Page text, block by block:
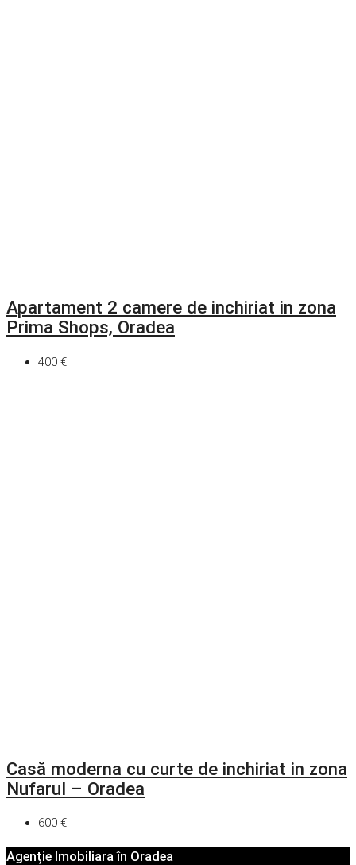
Apartament 2 camere de inchiriat in zona
Prima Shops, Oradea
400 €
Casă moderna cu curte de inchiriat in zona
Nufarul – Oradea
600 €
Agenție Imobiliara în Oradea